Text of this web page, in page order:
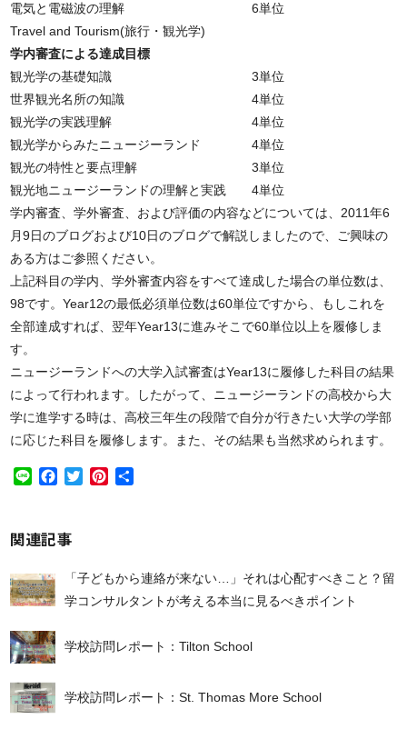
電気と電磁波の理解 6単位
Travel and Tourism(旅行・観光学)
学内審査による達成目標
観光学の基礎知識 3単位
世界観光名所の知識 4単位
観光学の実践理解 4単位
観光学からみたニュージーランド 4単位
観光の特性と要点理解 3単位
観光地ニュージーランドの理解と実践 4単位
学内審査、学外審査、および評価の内容などについては、 2011年6
月9日のブログおよび10日のブログで解説しましたので、ご興味の
ある方はご参照ください。
上記科目の学内、学外審査内容をすべて達成した場合の単位数は、
98です。Year12の最低必須単位数は60単位ですから、もしこれを
全部達成すれば、翌年Year13に進みそこで60単位以上を履修しま
す。
ニュージーランドへの大学入試審査はYear13に履修した科目の結果
によって行われます。したがって、ニュージーランドの高校から大
学に進学する時は、高校三年生の段階で自分が行きたい大学の学部
に応じた科目を履修します。また、その結果も当然求められます。
Line Facebook
TwitterPinterest
関連記事
「子どもから連絡が来ない…」それは心配すべきこと？留
学コンサルタントが考える本当に見るべきポイント
学校訪問レポート：Tilton School
学校訪問レポート：St. Thomas More School